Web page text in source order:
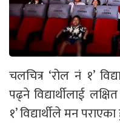
चलचित्र ‘रोल नं १’
पढ्ने विद्यार्थीलाई
१’ विद्यार्थीले मन